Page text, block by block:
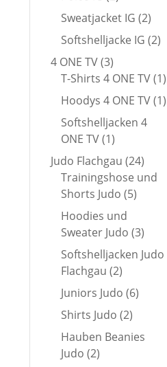
Produkte
Sweatjacket IG 22
Softshelljacke IG 22
4 ONE TV 33
Produkte
T-Shirts 4 ONE TV 11
Hoodys 4 ONE TV 11
Softshelljacken 4
ONE TV 11
Produkt
Judo Flachgau 2424
Trainingshose und
Shorts Judo 55
Hoodies und
Sweater Judo 33
Softshelljacken Judo
Flachgau 22
Produkte
Juniors Judo 66
Shirts Judo 22
Hauben Beanies
Judo 22